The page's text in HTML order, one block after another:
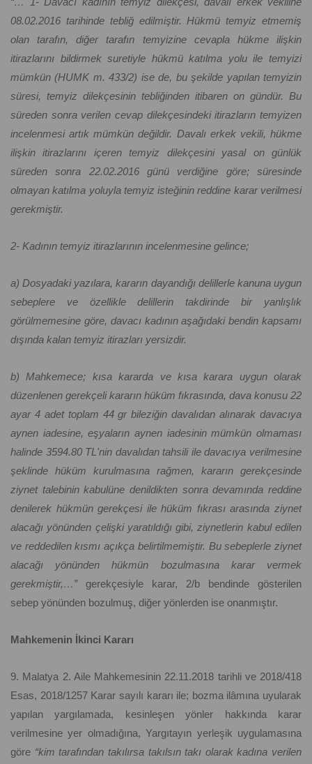
08.02.2016 tarihinde tebliğ edilmiştir. Hükmü temyiz etmemiş
olan tarafın, diğer tarafın temyizine cevapla hükme ilişkin
itirazlarını bildirmek suretiyle hükmü katılma yolu ile temyizi
mümkün (HUMK m. 433/2) ise de, bu şekilde yapılan temyizin
süresi, temyiz dilekçesinin tebliğinden itibaren on gündür. Bu
süreden sonra verilen cevap dilekçesindeki itirazların temyizen
incelenmesi artık mümkün değildir. Davalı erkek vekili, hükme
ilişkin itirazlarını içeren temyiz dilekçesini yasal on günlük
süreden sonra 22.02.2016 günü verdiğine göre; süresinde
olmayan katılma yoluyla temyiz isteğinin reddine karar verilmesi
gerekmiştir.
2- Kadının temyiz itirazlarının incelenmesine gelince;
a) Dosyadaki yazılara, kararın dayandığı delillerle kanuna uygun
sebeplere ve özellikle delillerin takdirinde bir yanlışlık
görülmemesine göre, davacı kadının aşağıdaki bendin kapsamı
dışında kalan temyiz itirazları yersizdir.
b) Mahkemece; kısa kararda ve kısa karara uygun olarak
düzenlenen gerekçeli kararın hüküm fıkrasında, dava konusu 22
ayar 4 adet toplam 44 gr bileziğin davalıdan alınarak davacıya
aynen iadesine, eşyaların aynen iadesinin mümkün olmaması
halinde 3594.80 TL'nin davalıdan tahsili ile davacıya verilmesine
şeklinde hüküm kurulmasına rağmen, kararın gerekçesinde
ziynet talebinin kabulüne denildikten sonra devamında reddine
denilerek hükmün gerekçesi ile hüküm fıkrası arasında ziynet
alacağı yönünden çelişki yaratıldığı gibi, ziynetlerin kabul edilen
ve reddedilen kısmı açıkça belirtilmemiştir. Bu sebeplerle ziynet
alacağı yönünden hükmün bozulmasına karar vermek
gerekmiştir,…”gerekçesiyle karar, 2/b bendinde gösterilen
sebep yönünden bozulmuş, diğer yönlerden ise onanmıştır.
Mahkemenin İkinci Kararı
9. Malatya 2. Aile Mahkemesinin 22.11.2018 tarihli ve 2018/418
Esas, 2018/1257 Karar sayılı kararı ile; bozma ilâmına uyularak
yapılan yargılamada, kesinleşen yönler hakkında karar
verilmesine yer olmadığına, Yargıtayın yerleşik uygulamasına
göre “kim tarafından takılırsa takılsın takı olarak kadına verilen